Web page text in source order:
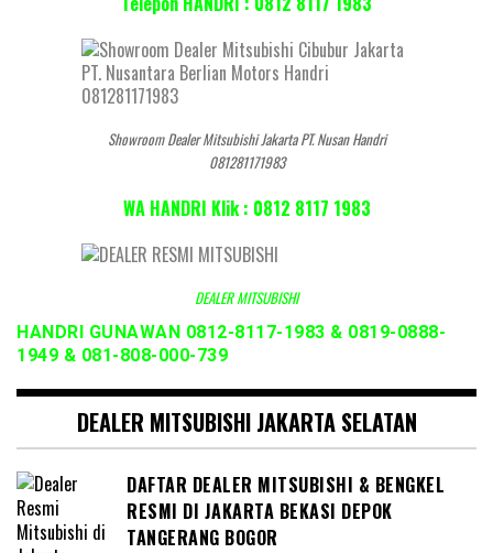
Showroom Dealer Mitsubishi Jakarta PT. Nusan Handri
081281171983
WA HANDRI Klik : 0812 8117 1983
DEALER MITSUBISHI
HANDRI GUNAWAN 0812-8117-1983 & 0819-0888-
1949 & 081-808-000-739
DEALER MITSUBISHI JAKARTA SELATAN
DAFTAR DEALER MITSUBISHI & BENGKEL
RESMI DI JAKARTA BEKASI DEPOK
TANGERANG BOGOR